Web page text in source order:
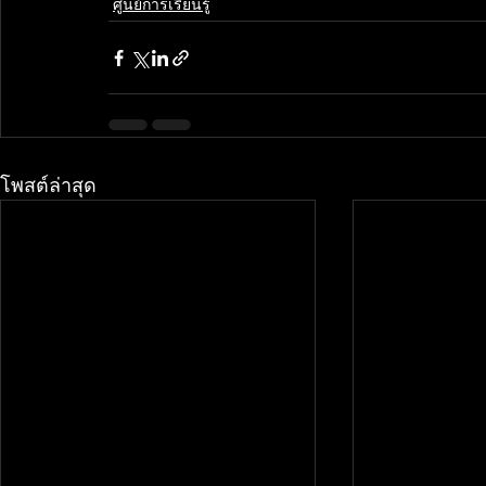
ศูนย์การเรียนรู้
โพสต์ล่าสุด